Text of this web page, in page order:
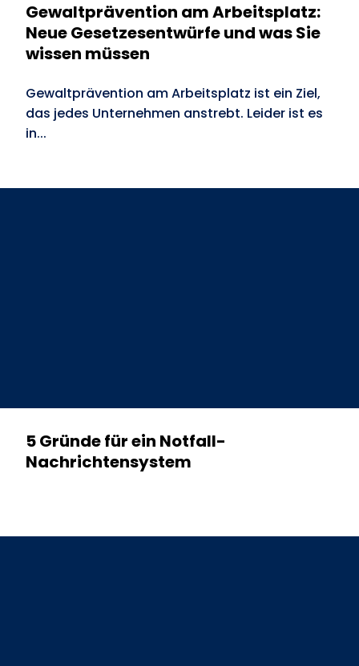
Gewaltprävention am Arbeitsplatz:
Neue Gesetzesentwürfe und was Sie
wissen müssen
Gewaltprävention am Arbeitsplatz ist ein Ziel,
das jedes Unternehmen anstrebt. Leider ist es
in...
5 Gründe für ein Notfall-
Nachrichtensystem